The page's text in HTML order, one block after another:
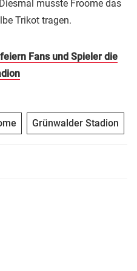
musste Froome das
Trikot tragen.
Fans und Spieler die
Grünwalder Stadion